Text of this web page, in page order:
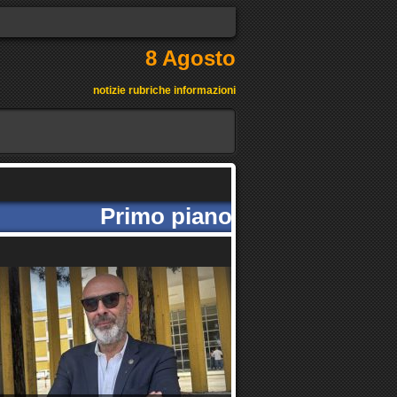
8 Agosto
notizie rubriche informazioni
Primo piano